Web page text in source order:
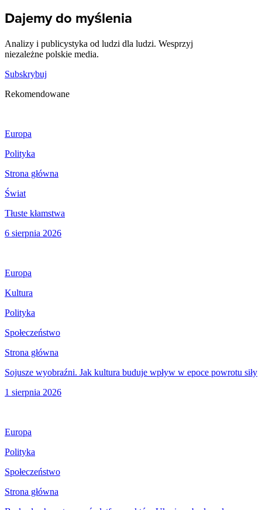
Dajemy do myślenia
Analizy i publicystyka od ludzi dla ludzi. Wesprzyj
niezależne polskie media.
Subskrybuj
Rekomendowane
Europa
Polityka
Strona główna
Świat
Tłuste kłamstwa
6 sierpnia 2026
Europa
Kultura
Polityka
Społeczeństwo
Strona główna
Sojusze wyobraźni. Jak kultura buduje wpływ w epoce powrotu siły
1 sierpnia 2026
Europa
Polityka
Społeczeństwo
Strona główna